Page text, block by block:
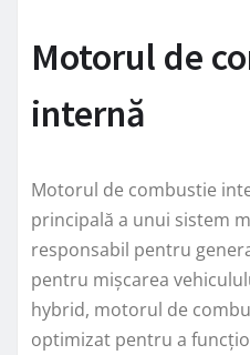
Motorul de
internă
Motorul de combustie
principală a unui sistem
responsabil pentru
pentru mișcarea
hybrid, motorul de
optimizat pentru a